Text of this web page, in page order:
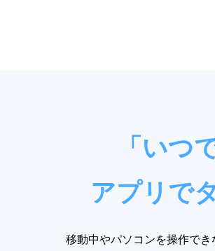
「いつ
アプリで
移動中やパソコンを操作で